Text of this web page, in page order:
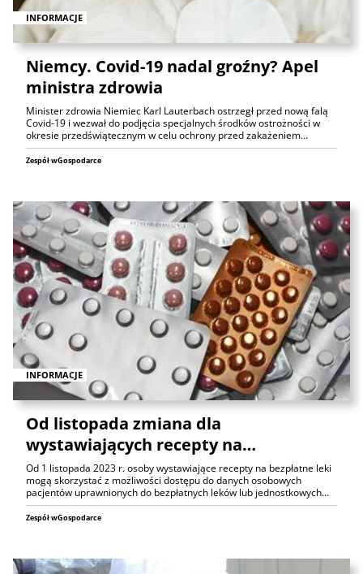
INFORMACJE
Niemcy. Covid-19 nadal groźny? Apel
ministra zdrowia
Minister zdrowia Niemiec Karl Lauterbach ostrzegł przed nową falą
Covid-19 i wezwał do podjęcia specjalnych środków ostrożności w
okresie przedświątecznym w celu ochrony przed zakażeniem…
Zespół wGospodarce
INFORMACJE
Od listopada zmiana dla
wystawiających recepty na…
Od 1 listopada 2023 r. osoby wystawiające recepty na bezpłatne leki
mogą skorzystać z możliwości dostępu do danych osobowych
pacjentów uprawnionych do bezpłatnych leków lub jednostkowych…
Zespół wGospodarce